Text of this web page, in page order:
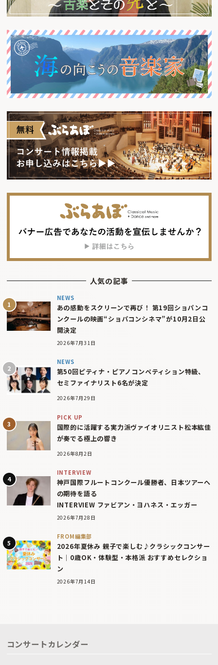
人気の記事
NEWS
あの感動をスクリーンで再び！ 第19回ショパンコ
ンクールの映画“ショパコンシネマ”が10月2日公
開決定
2026年7月31日
NEWS
第50回ピティナ・ピアノコンペティション特級、
セミファイナリスト6名が決定
2026年7月29日
PICK UP
国際的に活躍する実力派ヴァイオリニスト松本紘佳
が奏でる極上の響き
2026年8月2日
INTERVIEW
神戸国際フルートコンクール優勝者、日本ツアーへ
の期待を語る
INTERVIEW ファビアン・ヨハネス・エッガー
2026年7月28日
FROM編集部
2026年夏休み 親子で楽しむ♪クラシックコンサー
ト｜0歳OK・体験型・本格派 おすすめセレクショ
ン
2026年7月14日
コンサートカレンダー